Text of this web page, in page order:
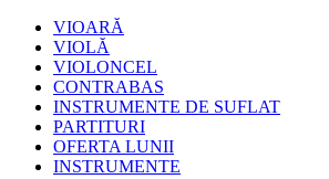
VIOARĂ
VIOLĂ
VIOLONCEL
CONTRABAS
INSTRUMENTE DE SUFLAT
PARTITURI
OFERTA LUNII
INSTRUMENTE